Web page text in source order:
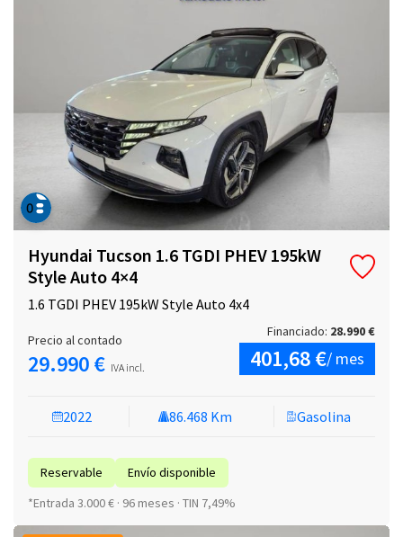
Hyundai Tucson 1.6 TGDI PHEV 195kW
Style Auto 4×4
1.6 TGDI PHEV 195kW Style Auto 4x4
2022 86.468 Km Gasolina
Reservable
Envío disponible
*Entrada 3.000 € · 96 meses · TIN 7,49%
Precio al contado
29.990 € IVA incl.
Financiado: 28.990 €
401,68 €/ mes